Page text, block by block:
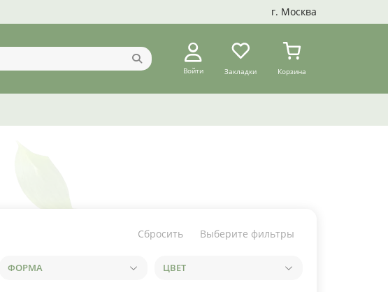
г. Москва
Войти Закладки Корзина
Сбросить Выберите фильтры
ФОРМА ЦВЕТ